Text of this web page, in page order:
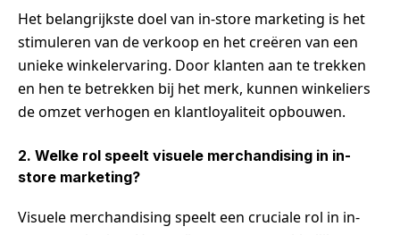
Het belangrijkste doel van in-store marketing is het
stimuleren van de verkoop en het creëren van een
unieke winkelervaring. Door klanten aan te trekken
en hen te betrekken bij het merk, kunnen winkeliers
de omzet verhogen en klantloyaliteit opbouwen.
2. Welke rol speelt visuele merchandising in in-
store marketing?
Visuele merchandising speelt een cruciale rol in in-